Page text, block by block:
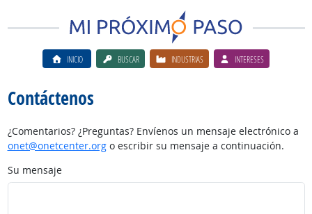
INICIO BUSCAR INDUSTRIAS INTERESES
Contáctenos
¿Comentarios? ¿Preguntas? Envíenos un mensaje electrónico a
onet@onetcenter.orgo escribir su mensaje a continuación.
Su mensaje